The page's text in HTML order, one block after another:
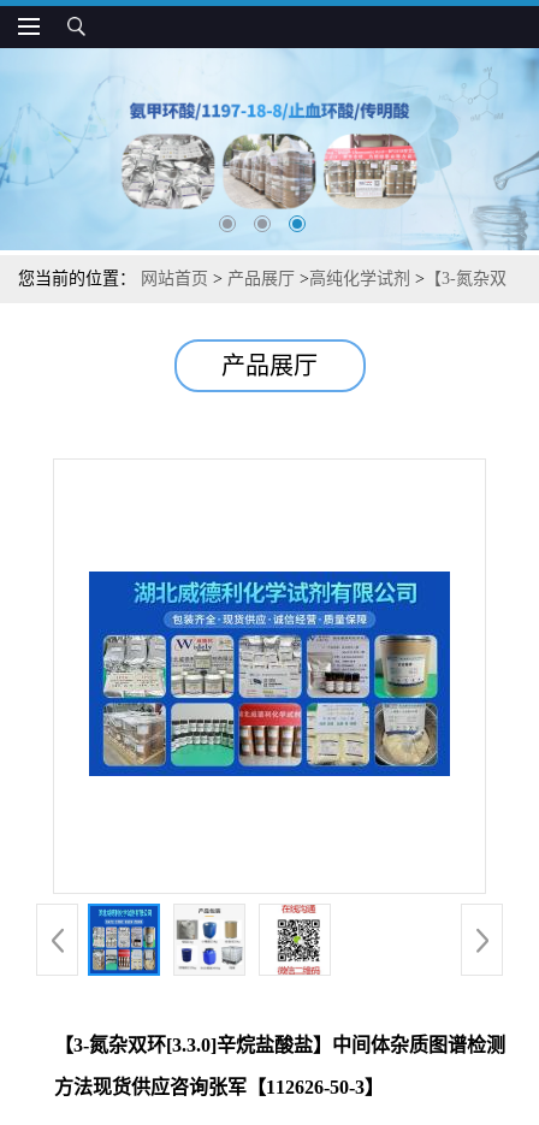
您当前的位置： 网站首页 > 产品展厅 >高纯化学试剂 > 【3-氮杂双
产品展厅
【3-氮杂双环[3.3.0]辛烷盐酸盐】中间体杂质图谱检测
方法现货供应咨询张军【112626-50-3】